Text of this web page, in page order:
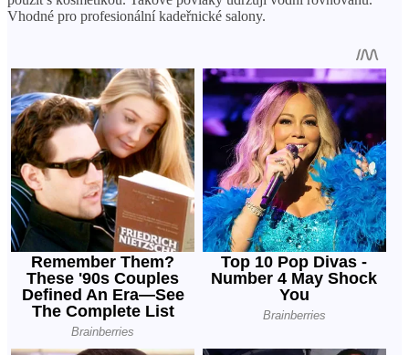
Vhodné pro profesionální kadeřnické salony.